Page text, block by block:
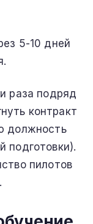
5-10 дней
раза подряд
контракт
должность
подготовки).
пилотов